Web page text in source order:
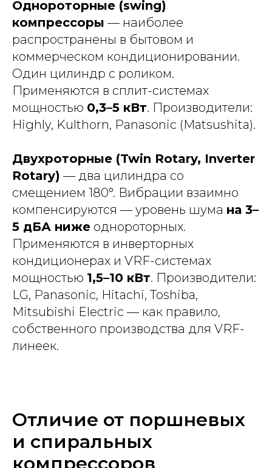
Однороторные (swing)
компрессоры — наиболее
распространены в бытовом и
коммерческом кондиционировании.
Один цилиндр с роликом.
Применяются в сплит-системах
мощностью 0,3–5 кВт. Производители:
Highly, Kulthorn, Panasonic (Matsushita).
Двухроторные (Twin Rotary, Inverter
Rotary) — два цилиндра со
смещением 180°. Вибрации взаимно
компенсируются — уровень шума на 3–
5 дБА ниже однороторных.
Применяются в инверторных
кондиционерах и VRF-системах
мощностью 1,5–10 кВт. Производители:
LG, Panasonic, Hitachi, Toshiba,
Mitsubishi Electric — как правило,
собственного производства для VRF-
линеек.
Отличие от поршневых
и спиральных
компрессоров